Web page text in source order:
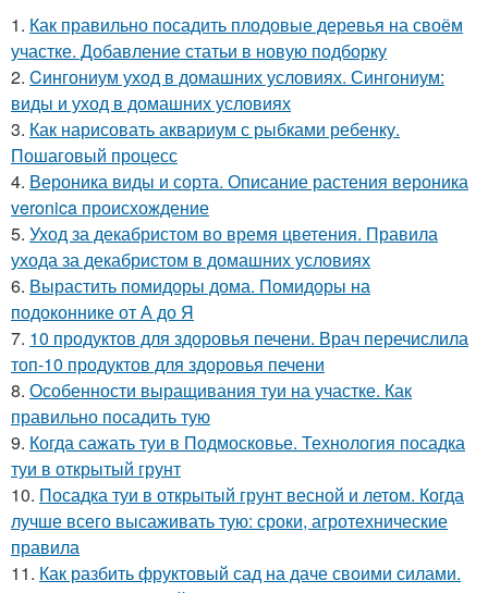
1. Как правильно посадить плодовые деревья на своём
участке. Добавление статьи в новую подборку
2. Cингониум уход в домашних условиях. Сингониум:
виды и уход в домашних условиях
3. Как нарисовать аквариум с рыбками ребенку.
Пошаговый процесс
4. Вероника виды и сорта. Описание растения вероника
veronica происхождение
5. Уход за декабристом во время цветения. Правила
ухода за декабристом в домашних условиях
6. Вырастить помидоры дома. Помидоры на
подоконнике от А до Я
7. 10 продуктов для здоровья печени. Врач перечислила
топ-10 продуктов для здоровья печени
8. Особенности выращивания туи на участке. Как
правильно посадить тую
9. Когда сажать туи в Подмосковье. Технология посадка
туи в открытый грунт
10. Посадка туи в открытый грунт весной и летом. Когда
лучше всего высаживать тую: сроки, агротехнические
правила
11. Как разбить фруктовый сад на даче своими силами.